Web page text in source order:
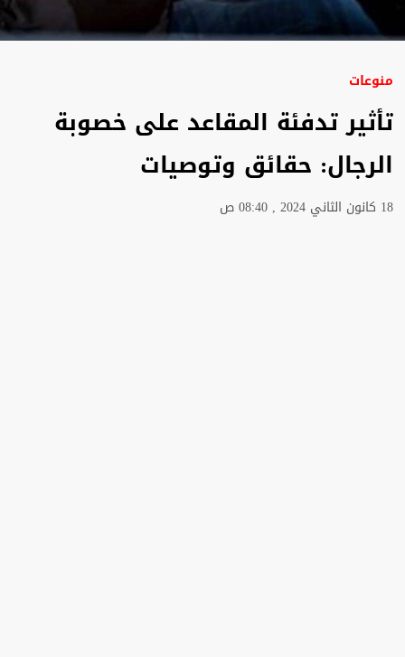
منوعات
تأثير تدفئة المقاعد على خصوبة
الرجال: حقائق وتوصيات
18 كانون الثاني 2024 , 08:40 ص